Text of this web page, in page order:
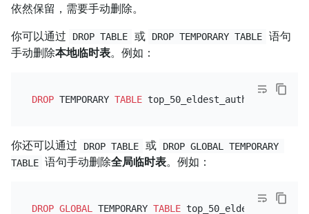
依然保留，需要手动删除。
你可以通过 DROP TABLE 或 DROP TEMPORARY TABLE
语句
手动删除本地临时表。例如：
DROP TEMPORARY TABLE
你还可以通过 DROP TABLE 或
DROP GLOBAL TEMPORARY
TABLE 语句手动删除全局临时表。例如：
DROP GLOBAL TEMPORARY TABLE